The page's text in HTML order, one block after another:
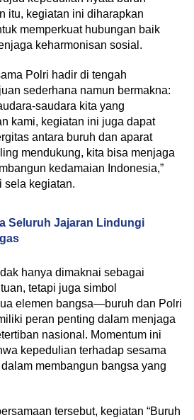
itu, kegiatan ini diharapkan
memperkuat hubungan baik
keharmonisan sosial.
Polri hadir di tengah
sederhana namun bermakna:
saudara kita yang
kami, kegiatan ini juga dapat
antara buruh dan aparat
mendukung, kita bisa menjaga
kedamaian Indonesia,”
sela kegiatan.
Seluruh Jajaran Lindungi
hanya dimaknai sebagai
tetapi juga simbol
elemen bangsa—buruh dan Polri
peran penting dalam menjaga
nasional. Momentum ini
kepedulian terhadap sesama
membangun bangsa yang
tersebut, kegiatan “Buruh